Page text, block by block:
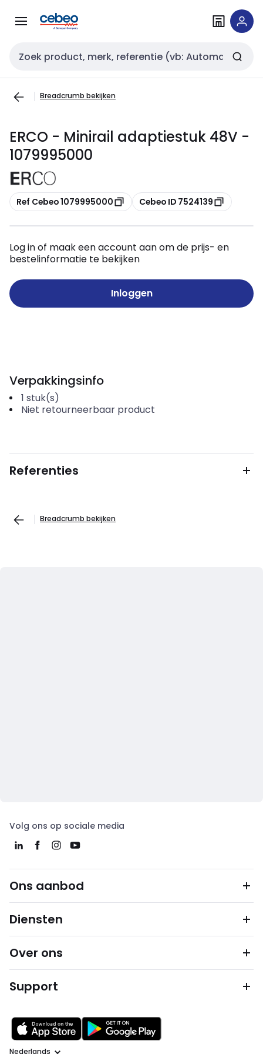
naar
naar
Zoekveld invoer
Breadcrumb bekijken
ERCO - Minirail adaptiestuk 48V -
1079995000
Kopiëren
Ref Cebeo 1079995000 Kopiëren
Cebeo ID 7524139
Log in of maak een account aan om de prijs- en
bestelinformatie te bekijken
Inloggen
Verpakkingsinfo
1 stuk(s)
Niet retourneerbaar product
Referenties
Breadcrumb bekijken
Volg ons op sociale media
Ons aanbod
Diensten
Over ons
Support